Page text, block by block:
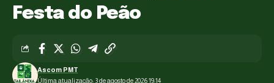
Festa do Peão
Última atualização: 3 de agosto de 2026 19:14
Ascom PMT